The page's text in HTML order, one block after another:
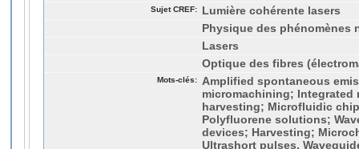
Sujet CREF:
Lumière cohérente lasers
Physique des phénomènes
Lasers
Optique des fibres
Mots-clés:
Amplified spontaneous
micromachining;
harvesting; Microfluidic
Polyfluorene solutions;
devices; Harvesting;
Ultrashort pulses,